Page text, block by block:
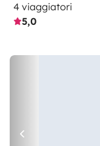
4 viaggiatori
5,0